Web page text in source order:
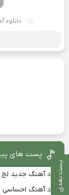
پست بعدی
دانلود
پست های
دانلود آهنگ جدید
دانلود آهنگ